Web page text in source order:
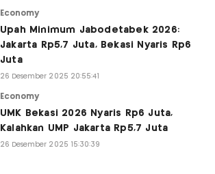
Economy
Upah Minimum Jabodetabek 2026:
Jakarta Rp5,7 Juta, Bekasi Nyaris Rp6
Juta
26 Desember 2025 20:55:41
Economy
UMK Bekasi 2026 Nyaris Rp6 Juta,
Kalahkan UMP Jakarta Rp5,7 Juta
26 Desember 2025 15:30:39